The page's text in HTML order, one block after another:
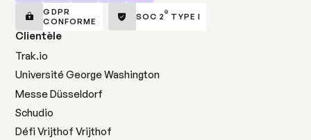
GDPR
CONFORME
SOC 2® TYPE I
Clientèle
Trak.io
Université George Washington
Messe Düsseldorf
Schudio
Défi Vrijthof Vrijthof